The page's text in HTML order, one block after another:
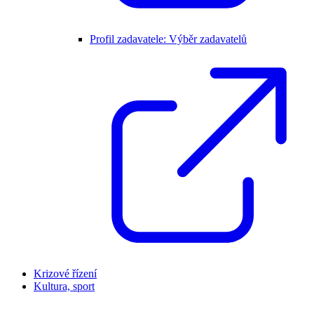
Profil zadavatele: Výběr zadavatelů
Krizové řízení
Kultura, sport